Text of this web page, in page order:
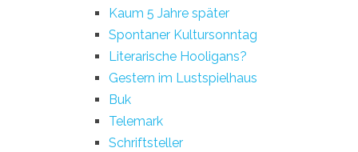
Kaum 5 Jahre später
Spontaner Kultursonntag
Literarische Hooligans?
Gestern im Lustspielhaus
Buk
Telemark
Schriftsteller